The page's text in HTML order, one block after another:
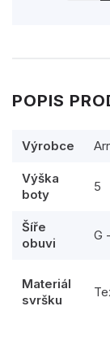
POPIS
Výrobce
Výška
boty
5
Šíře
obuvi
G
Materiál
svršku